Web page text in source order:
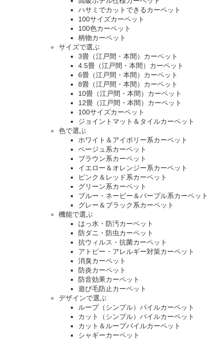
ハサミでカットできるカーペット
100サイズカーペット
100色カーペット
柄物カーペット
サイズで選ぶ
3畳（江戸間・本間）カーペット
4.5畳（江戸間・本間）カーペット
6畳（江戸間・本間）カーペット
8畳（江戸間・本間）カーペット
10畳（江戸間・本間）カーペット
12畳（江戸間・本間）カーペット
100サイズカーペット
ジョイントマット＆タイルカーペット
色で選ぶ
ホワイト＆アイボリー系カーペット
ベージュ系カーペット
ブラウン系カーペット
イエロー＆オレンジー系カーペット
ピンク＆レッド系カーペット
グリーン系カーペット
ブルー・ネービー＆パープル系カーペット
グレー＆ブラック系カーペット
機能で選ぶ
はっ水・防汚カーペット
防ダニ・防虫カーペット
抗ウィルス・抗菌カーペット
アトピー・アレルギー対策カーペット
消臭カーペット
防炎カーペット
防音効果カーペット
遊び毛防止カーペット
デザインで選ぶ
ループ（シンプル）パイルカーペット
カット（シンプル）パイルカーペット
カット＆ループパイルカーペット
シャギーカーペット